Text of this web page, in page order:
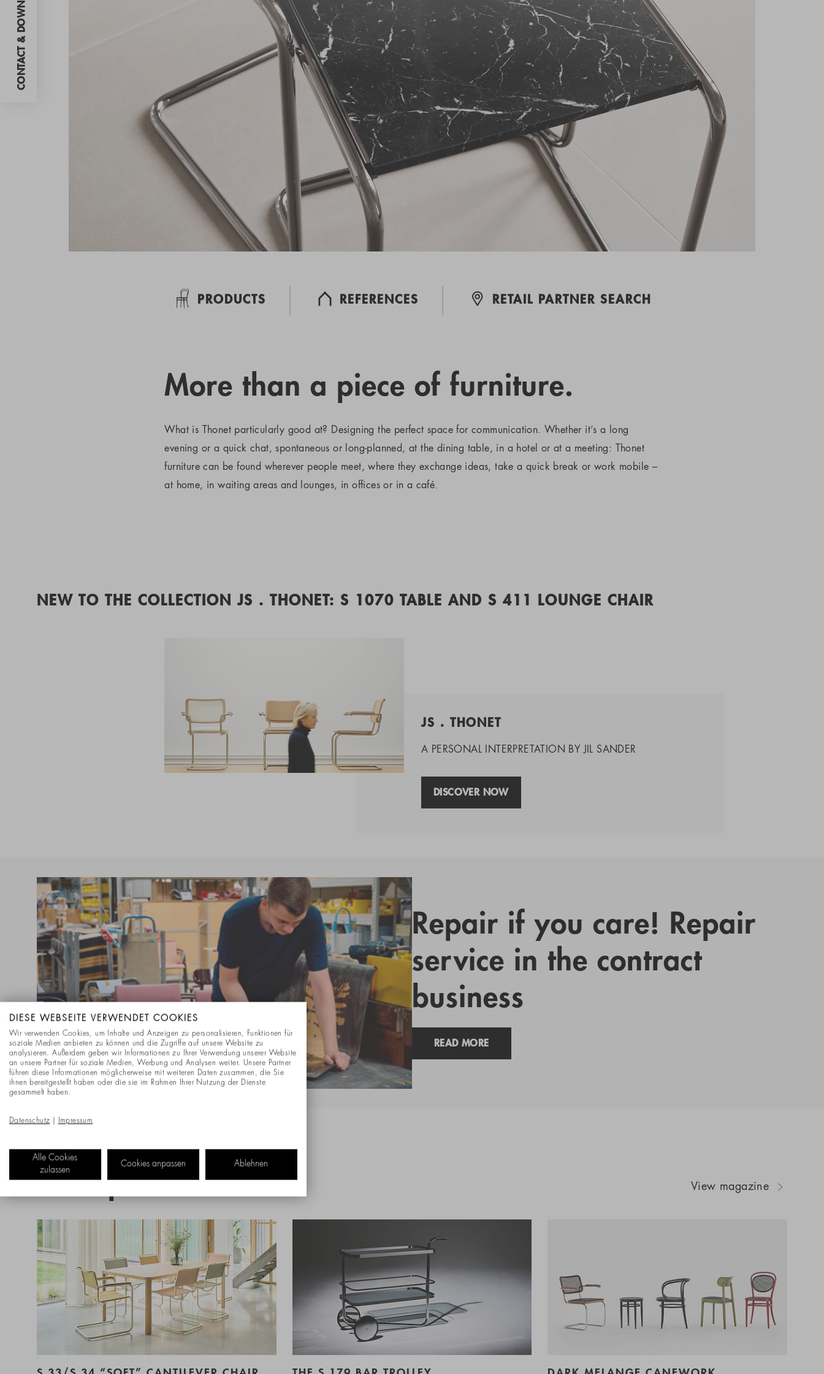
CONTACT & DOWNLOADS
PRODUCTS REFERENCES RETAIL PARTNER SEARCH
More than a piece of furniture.
What is Thonet particularly good at? Designing the perfect space for communication. Whether it’s a long
evening or a quick chat, spontaneous or long-planned, at the dining table, in a hotel or at a meeting: Thonet
furniture can be found wherever people meet, where they exchange ideas, take a quick break or work mobile –
at home, in waiting areas and lounges, in offices or in a café.
NEW TO THE COLLECTION JS . THONET: S 1070 TABLE AND S 411 LOUNGE CHAIR
JS . THONET
A PERSONAL INTERPRETATION BY JIL SANDER
DISCOVER NOW
Repair if you care! Repair
service in the contract
business
READ MORE
New products View magazine
DIESE WEBSEITE VERWENDET COOKIES
Wir verwenden Cookies, um Inhalte und Anzeigen zu personalisieren, Funktionen für
soziale Medien anbieten zu können und die Zugriffe auf unsere Website zu
analysieren. Außerdem geben wir Informationen zu Ihrer Verwendung unserer Website
an unsere Partner für soziale Medien, Werbung und Analysen weiter. Unsere Partner
führen diese Informationen möglicherweise mit weiteren Daten zusammen, die Sie
ihnen bereitgestellt haben oder die sie im Rahmen Ihrer Nutzung der Dienste
gesammelt haben.
Datenschutz Impressum
Alle Cookies
zulassen
Cookies anpassen Ablehnen